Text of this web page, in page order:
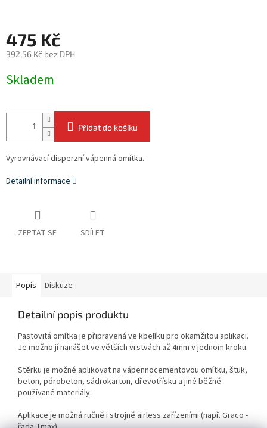
475 Kč
392,56 Kč bez DPH
cena:
Skladem
Přidat do košíku
Vyrovnávací disperzní vápenná omítka.
Detailní informace
ZEPTAT SE SDÍLET
Popis Diskuze
Detailní popis produktu
Pastovitá omítka je připravená ve kbelíku pro okamžitou aplikaci.
Je možno jí nanášet ve větších vrstvách až 4mm v jednom kroku.
Stěrku je možné aplikovat na vápennocementovou omítku, štuk,
beton, pórobeton, sádrokarton, dřevotřísku a jiné běžně
používané materiály.
Aplikace je možná ručně i strojně airless zařízeními (např. Graco -